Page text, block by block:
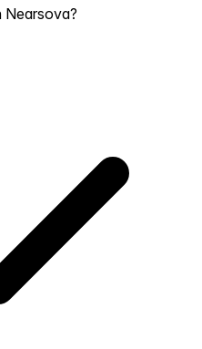
Nearsova?